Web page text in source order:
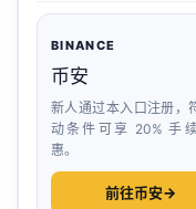
BINANCE
币安
新人通过本入口注册，
动条件可享 20% 手
惠。
前往币安→